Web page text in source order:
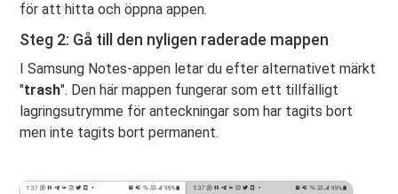
för att hitta och öppna appen.
Steg 2: Gå till den nyligen raderade mappen
I Samsung Notes-appen letar du efter alternativet märkt
"trash". Den här mappen fungerar som ett tillfälligt
lagringsutrymme för anteckningar som har tagits bort
men inte tagits bort permanent.